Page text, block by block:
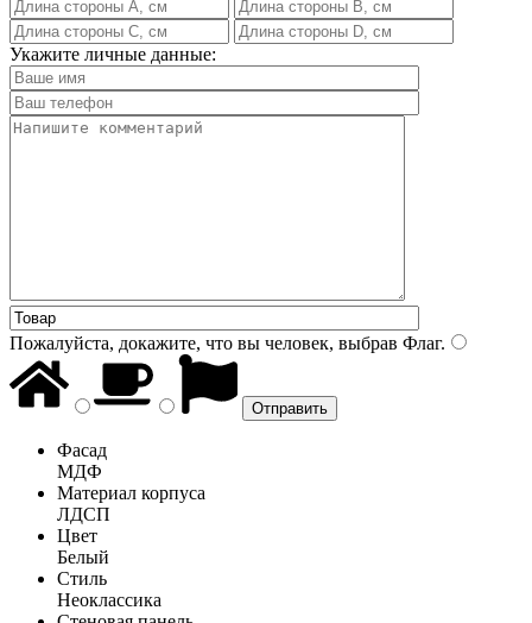
Укажите личные данные:
Пожалуйста, докажите, что вы человек, выбрав Флаг.
Фасад
МДФ
Материал корпуса
ЛДСП
Цвет
Белый
Стиль
Неоклассика